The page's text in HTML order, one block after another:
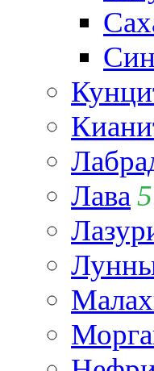
Лава 5